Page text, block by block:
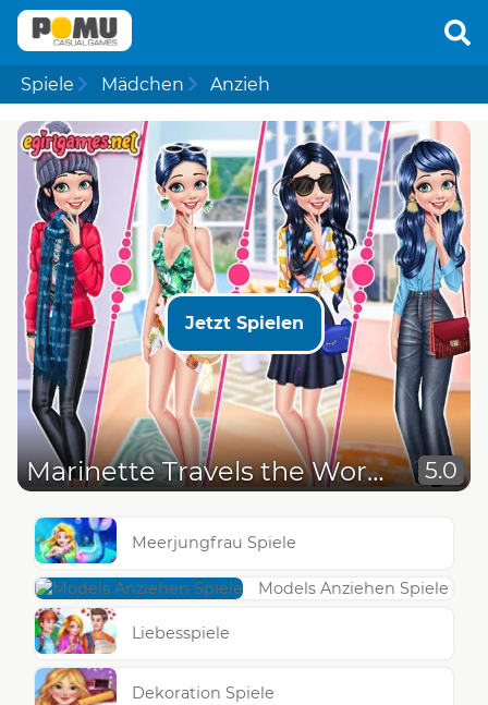
Spiele Mädchen Anzieh
Jetzt Spielen
Marinette Travels the World 5.0
Meerjungfrau Spiele
Models Anziehen Spiele
Liebesspiele
Dekoration Spiele